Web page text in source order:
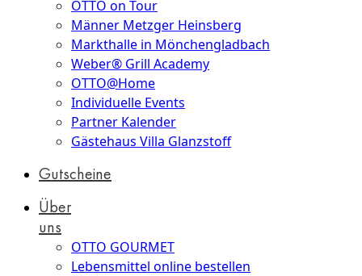
OTTO on Tour
Männer Metzger Heinsberg
Markthalle in Mönchengladbach
Weber® Grill Academy
OTTO@Home
Individuelle Events
Partner Kalender
Gästehaus Villa Glanzstoff
Gutscheine
Über
uns
OTTO GOURMET
Lebensmittel online bestellen